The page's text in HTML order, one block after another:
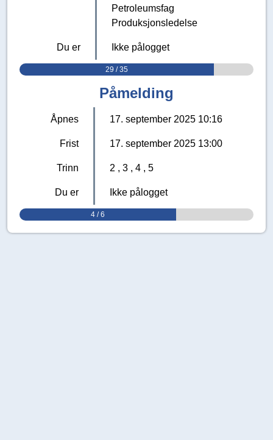
Petroleumsfag
Produksjonsledelse
Du er Ikke pålogget
29 / 35
Påmelding
Åpnes 17. september 2025 10:16
Frist 17. september 2025 13:00
Trinn 2 3 4 5
Du er Ikke pålogget
4 / 6